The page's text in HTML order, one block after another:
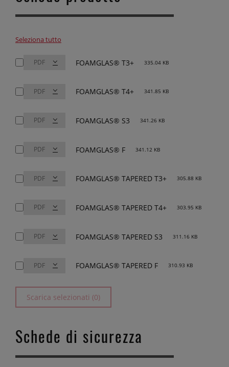
Seleziona tutto
FOAMGLAS® T3+ 335.04 KB
FOAMGLAS® T4+ 341.85 KB
FOAMGLAS® S3 341.26 KB
FOAMGLAS® F 341.12 KB
FOAMGLAS® TAPERED T3+ 305.88 KB
FOAMGLAS® TAPERED T4+ 303.95 KB
FOAMGLAS® TAPERED S3 311.16 KB
FOAMGLAS® TAPERED F 310.93 KB
Scarica selezionati (0)
Schede di sicurezza